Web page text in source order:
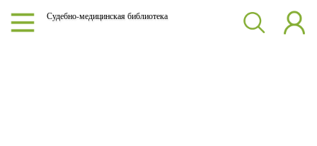
Судебно-медицинская библиотека